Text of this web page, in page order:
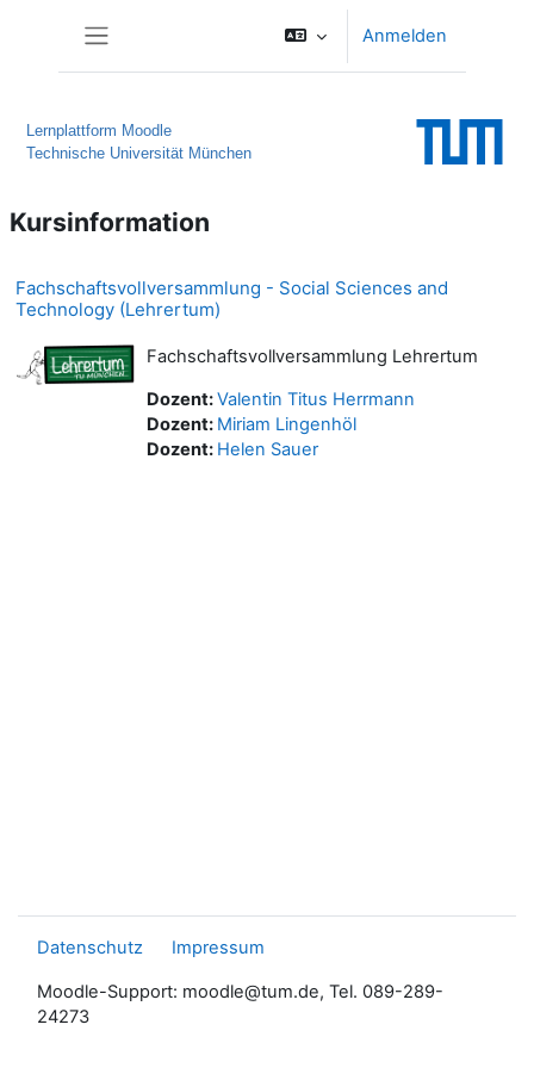
Anmelden
Lernplattform Moodle
Technische Universität München
Kursinformation
Fachschaftsvollversammlung - Social Sciences and
Technology (Lehrertum)
Fachschaftsvollversammlung Lehrertum
Dozent:Valentin Titus Herrmann
Dozent: Miriam Lingenhöl
Dozent: Helen Sauer
Datenschutz Impressum
Moodle-Support: moodle@tum.de, Tel. 089-289-
24273